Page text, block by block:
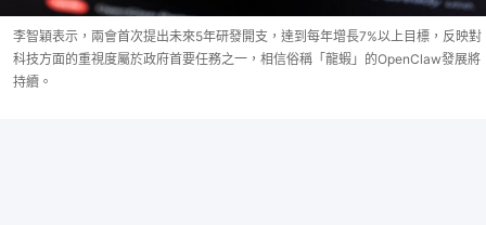
李智穎表示，兩會首次提出未來5年研發開支，達到每年增長7%以上目標，反映對
科技方面的重視度屬於政府首要任務之一，相信俗稱「龍蝦」的OpenClaw發展將
持續。